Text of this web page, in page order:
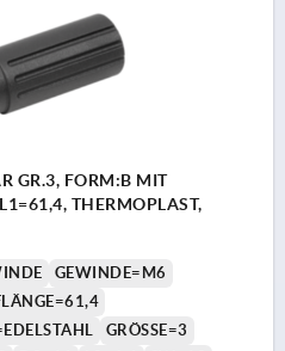
GR.3, FORM:B MIT
THERMOPLAST,
GEWINDE=M6
GRÖSSE=3